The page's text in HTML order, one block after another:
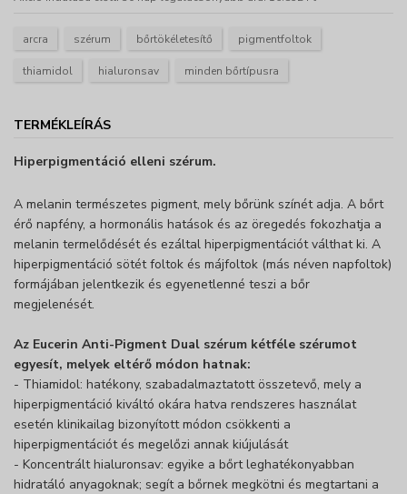
arcra szérum bőrtökéletesítő pigmentfoltok
thiamidol hialuronsav minden bőrtípusra
TERMÉKLEÍRÁS
Hiperpigmentáció elleni szérum.
A melanin természetes pigment, mely bőrünk színét adja. A bőrt
érő napfény, a hormonális hatások és az öregedés fokozhatja a
melanin termelődését és ezáltal hiperpigmentációt válthat ki. A
hiperpigmentáció sötét foltok és májfoltok (más néven napfoltok)
formájában jelentkezik és egyenetlenné teszi a bőr
megjelenését.
Az Eucerin Anti-Pigment Dual szérum kétféle szérumot
egyesít, melyek eltérő módon hatnak:
- Thiamidol: hatékony, szabadalmaztatott összetevő, mely a
hiperpigmentáció kiváltó okára hatva rendszeres használat
esetén klinikailag bizonyított módon csökkenti a
hiperpigmentációt és megelőzi annak kiújulását
- Koncentrált hialuronsav: egyike a bőrt leghatékonyabban
hidratáló anyagoknak; segít a bőrnek megkötni és megtartani a